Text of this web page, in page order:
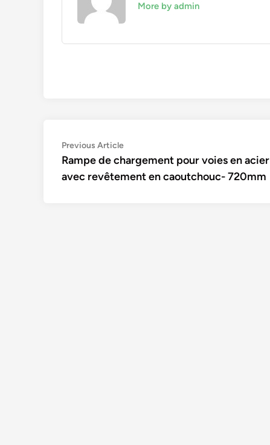
More by admin
Navigation
de
l’article
Previous ArticlePrevious
article:
Rampe de chargement pour voies en acier
avec revêtement en caoutchouc- 720mm